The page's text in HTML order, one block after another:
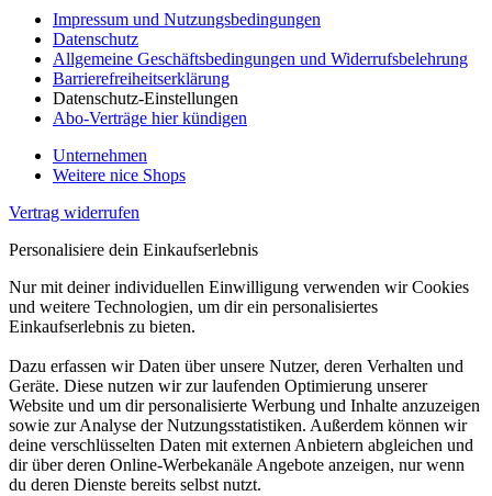
Impressum und Nutzungsbedingungen
Datenschutz
Allgemeine Geschäftsbedingungen und Widerrufsbelehrung
Barrierefreiheitserklärung
Datenschutz-Einstellungen
Abo-Verträge hier kündigen
Unternehmen
Weitere nice Shops
Vertrag widerrufen
Personalisiere dein Einkaufserlebnis
Nur mit deiner individuellen Einwilligung verwenden wir Cookies
und weitere Technologien, um dir ein personalisiertes
Einkaufserlebnis zu bieten.
Dazu erfassen wir Daten über unsere Nutzer, deren Verhalten und
Geräte. Diese nutzen wir zur laufenden Optimierung unserer
Website und um dir personalisierte Werbung und Inhalte anzuzeigen
sowie zur Analyse der Nutzungsstatistiken. Außerdem können wir
deine verschlüsselten Daten mit externen Anbietern abgleichen und
dir über deren Online-Werbekanäle Angebote anzeigen, nur wenn
du deren Dienste bereits selbst nutzt.